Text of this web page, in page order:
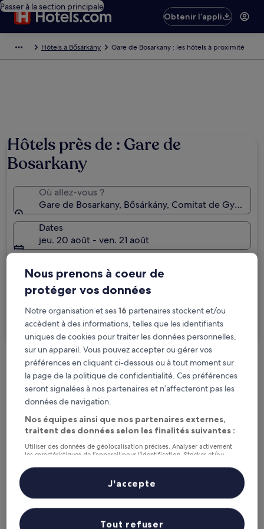
Passer à la section principale
Obtenir l’appli
Hôtels à Bősárkány Gare de Bosarkany : les hôtels à proximité
Hôtels près de : Gare de
Bosarkany
Où allez-vous ?
Gare de Bosarkany, Bősárkány, Comitat de Győr-
Dates
jeu. 20 août - ven. 21 août
2 personnes, 1 chambre
Je voyage pour affaires
Rechercher
Options d’annulation gratuite en cas de
changement de programme
Gagnez des récompenses pour chaque
nuit séjournée
Économisez plus grâce aux Prix membres
Consultez les prix pour ces dates
Nous prenons à coeur de
protéger vos données
Notre organisation et ses16 partenaires stockent et/ou
accèdent à des informations, telles que les identifiants
uniques de cookies pour traiter les données personnelles,
sur un appareil. Vous pouvez accepter ou gérer vos
préférences en cliquant ci-dessous ou à tout moment sur
la page de la politique de confidentialité. Ces préférences
seront signalées à nos partenaires et n’affecteront pas les
données de navigation.
Nos équipes ainsi que nos partenaires externes,
traitent des données selon les finalités suivantes :
Utiliser des données de géolocalisation précises. Analyser activement
les caractéristiques de l’appareil pour l’identification. Stocker et/ou
personnalisés, mesure de performance des publicités et du contenu,
études d’audience et développement de services.
Liste de nos partenaires (fournisseurs)
Tout refuser
J'accepte